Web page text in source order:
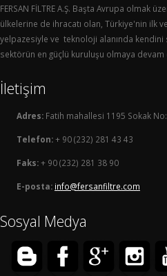
FERSAN FİLTRE A.Ş. Başta Avrupa olmak
ülkelerine de ihracatı olan, Türkiye'nin ilk
yelpazesiyle ve teknoloji alanında
sektörün en güçlü kuruluşu olmaya devam
İletişim
Adres: Fatih mahallesi 1195 Sokak
Telefon:+ 90 (232) 281 43 43
Faks:+ 90 (232) 281 38 90
E-posta: info@fersanfiltre.com
Sosyal Medya